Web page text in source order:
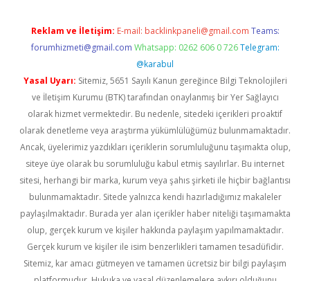
Reklam ve İletişim: E-mail: backlinkpaneli@gmail.com Teams:
forumhizmeti@gmail.com Whatsapp: 0262 606 0 726 Telegram:
@karabul
Yasal Uyarı: Sitemiz, 5651 Sayılı Kanun gereğince Bilgi Teknolojileri
ve İletişim Kurumu (BTK) tarafından onaylanmış bir Yer Sağlayıcı
olarak hizmet vermektedir. Bu nedenle, sitedeki içerikleri proaktif
olarak denetleme veya araştırma yükümlülüğümüz bulunmamaktadır.
Ancak, üyelerimiz yazdıkları içeriklerin sorumluluğunu taşımakta olup,
siteye üye olarak bu sorumluluğu kabul etmiş sayılırlar. Bu internet
sitesi, herhangi bir marka, kurum veya şahıs şirketi ile hiçbir bağlantısı
bulunmamaktadır. Sitede yalnızca kendi hazırladığımız makaleler
paylaşılmaktadır. Burada yer alan içerikler haber niteliği taşımamakta
olup, gerçek kurum ve kişiler hakkında paylaşım yapılmamaktadır.
Gerçek kurum ve kişiler ile isim benzerlikleri tamamen tesadüfidir.
Sitemiz, kar amacı gütmeyen ve tamamen ücretsiz bir bilgi paylaşım